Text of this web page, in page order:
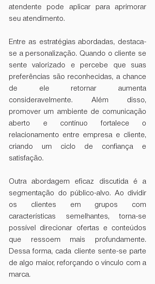
atendente pode aplicar para aprimorar
seu atendimento.
Entre as estratégias abordadas, destaca-
se a personalização. Quando o cliente se
sente valorizado e percebe que suas
preferências são reconhecidas, a chance
de ele retornar aumenta
consideravelmente. Além disso,
promover um ambiente de comunicação
aberto e contínuo fortalece o
relacionamento entre empresa e cliente,
criando um ciclo de confiança e
satisfação.
Outra abordagem eficaz discutida é a
segmentação do público-alvo. Ao dividir
os clientes em grupos com
características semelhantes, torna-se
possível direcionar ofertas e conteúdos
que ressoem mais profundamente.
Dessa forma, cada cliente sente-se parte
de algo maior, reforçando o vínculo com a
marca.